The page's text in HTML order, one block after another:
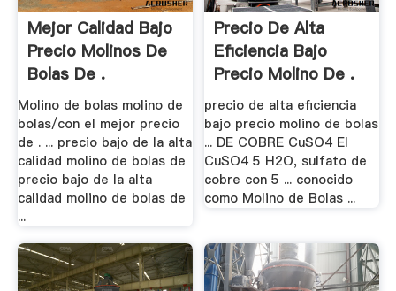
Mejor Calidad Bajo
Precio Molinos De
Bolas De .
Molino de bolas molino de
bolas/con el mejor precio
de . ... precio bajo de la alta
calidad molino de bolas de
precio bajo de la alta
calidad molino de bolas de
...
Precio De Alta
Eficiencia Bajo
Precio Molino De .
precio de alta eficiencia
bajo precio molino de bolas
... DE COBRE CuSO4 El
CuSO4 5 H2O, sulfato de
cobre con 5 ... conocido
como Molino de Bolas ...